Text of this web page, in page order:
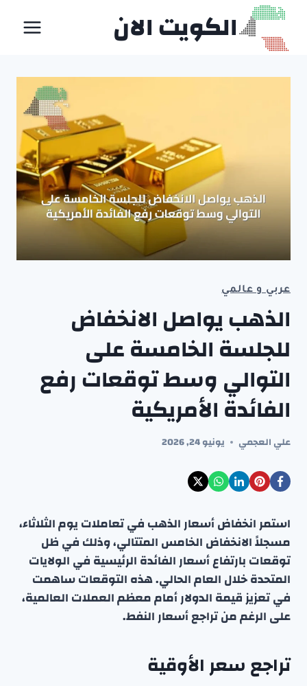
التجاوز
المحتوى
الكويت الان
عربي و عالمي
الذهب يواصل الانخفاض
للجلسة الخامسة على
التوالي وسط توقعات رفع
الفائدة الأمريكية
علي العجمي يونيو 24, 2026
استمر انخفاض أسعار الذهب في تعاملات يوم الثلاثاء،
مسجلاً الانخفاض الخامس المتتالي، وذلك في ظل
توقعات بارتفاع أسعار الفائدة الرئيسية في الولايات
المتحدة خلال العام الحالي. هذه التوقعات ساهمت
في تعزيز قيمة الدولار أمام معظم العملات العالمية،
على الرغم من تراجع أسعار النفط.
تراجع سعر الأوقية